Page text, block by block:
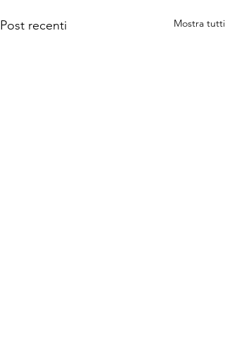
Post recenti Mostra tutti